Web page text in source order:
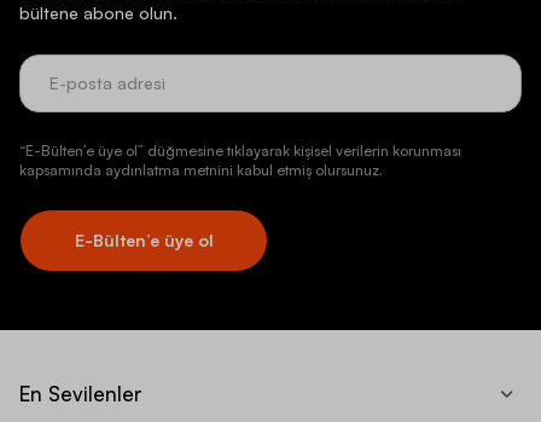
bültene abone olun.
“E-Bülten’e üye ol” düğmesine tıklayarak kişisel verilerin korunması
kapsamında aydınlatma metnini kabul etmiş olursunuz.
E-Bülten’e üye ol
En Sevilenler